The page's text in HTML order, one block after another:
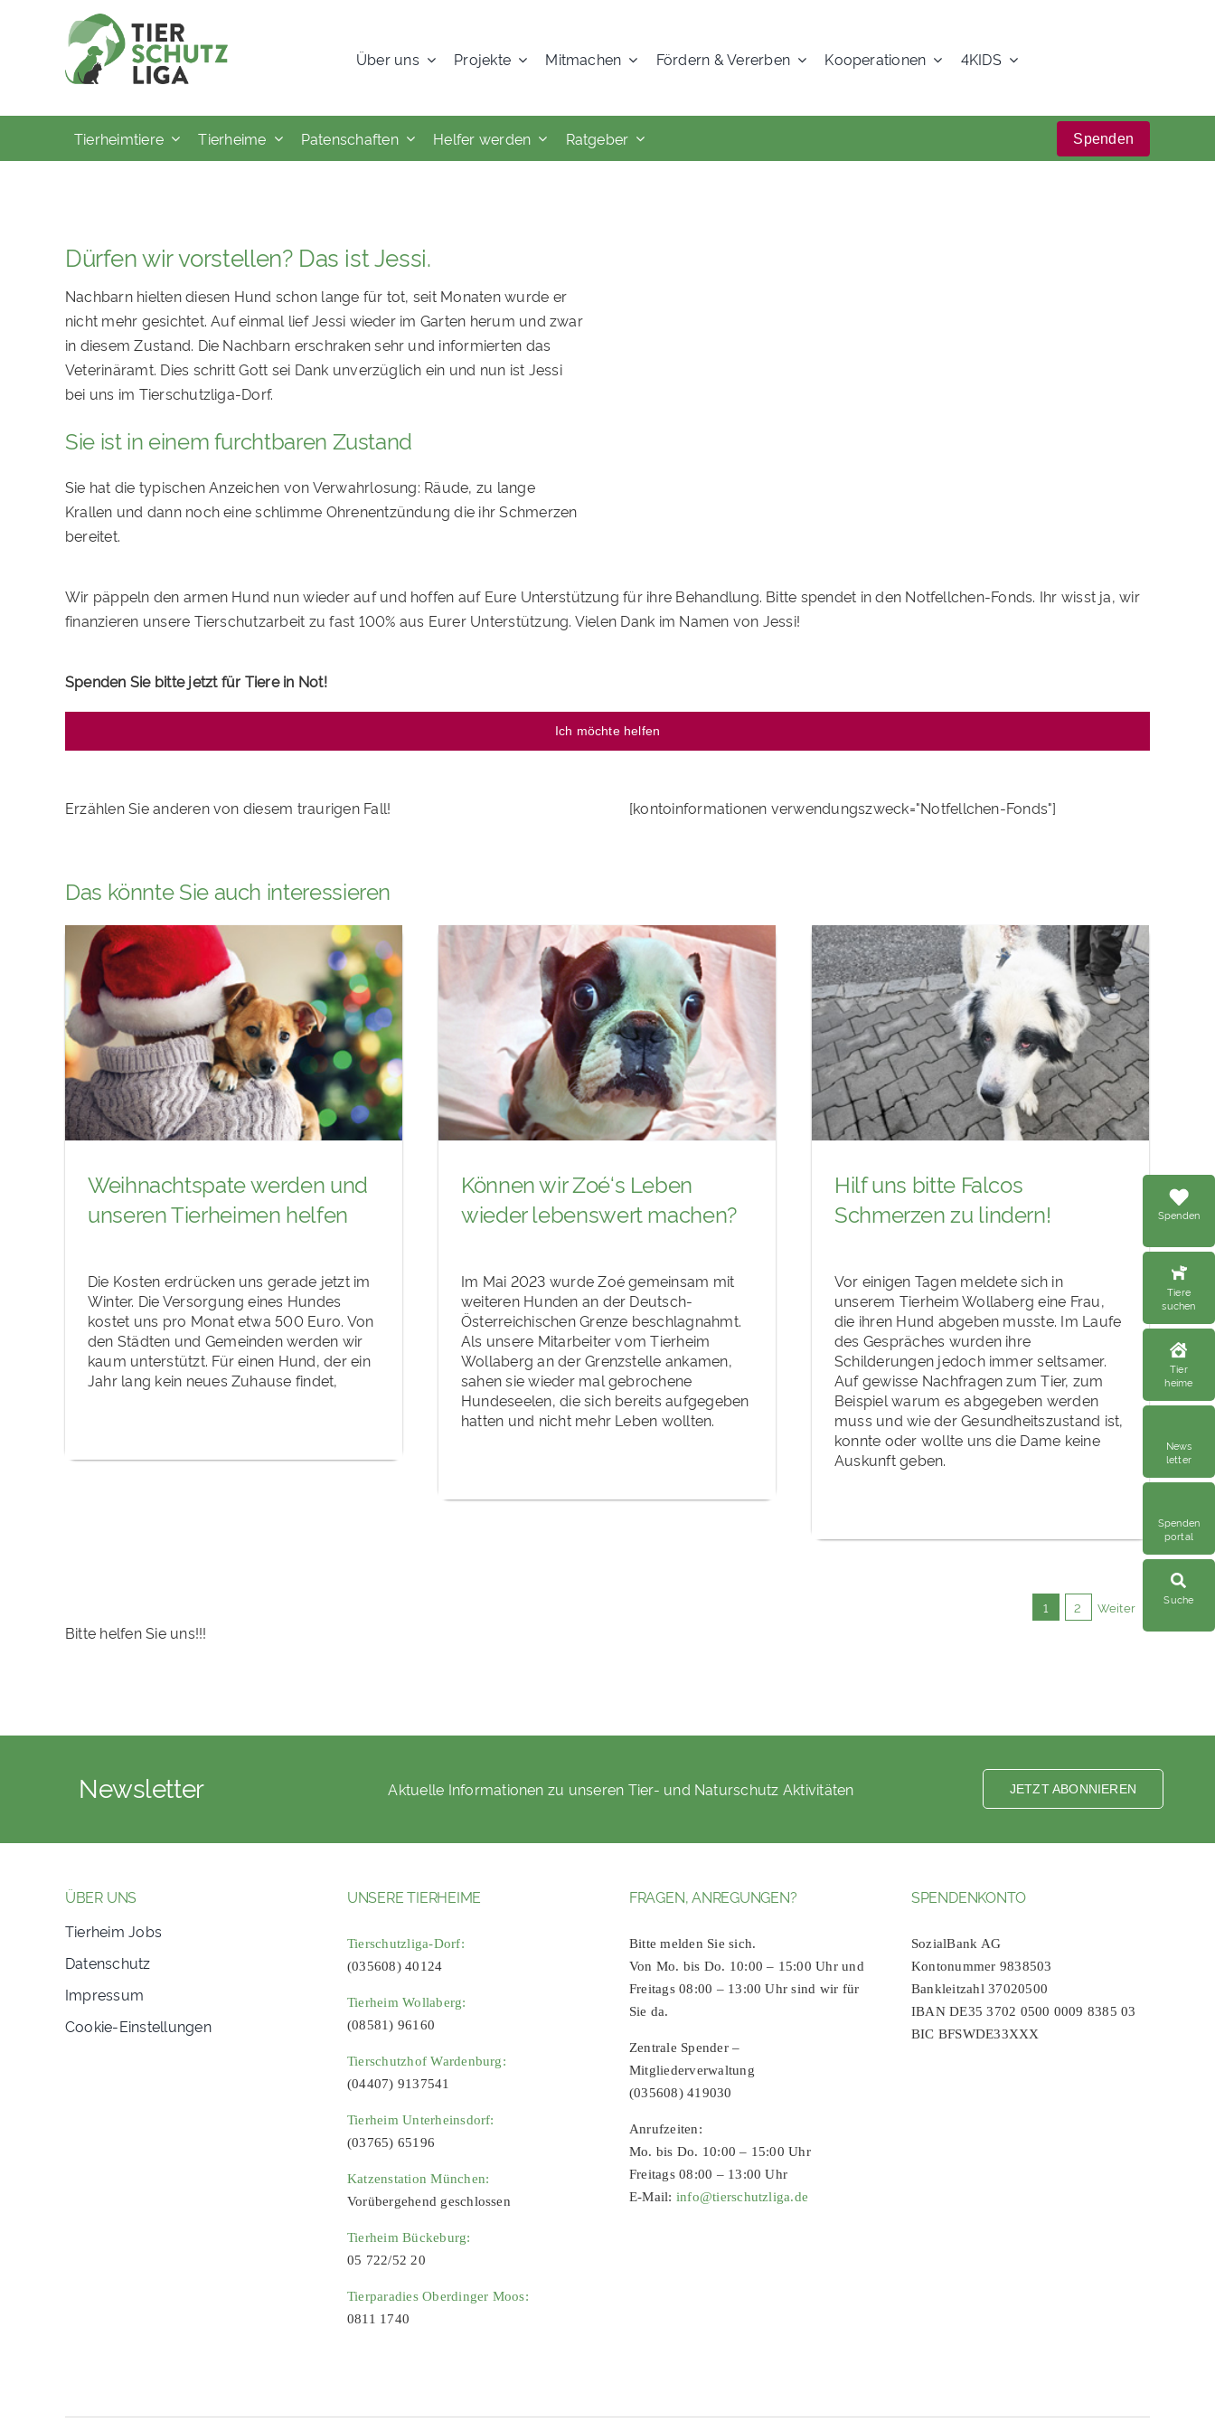
Über uns Projekte Mitmachen Fördern & Vererben Kooperationen 4KIDS
Tierheimtiere Tierheime Patenschaften Helfer werden Ratgeber Spenden
Spenden
Tiere
suchen
Tier
heime
News
letter
Spenden
portal
Suche
Dürfen wir vorstellen? Das ist Jessi.
Nachbarn hielten diesen Hund schon lange für tot, seit Monaten wurde er
nicht mehr gesichtet. Auf einmal lief Jessi wieder im Garten herum und zwar
in diesem Zustand. Die Nachbarn erschraken sehr und informierten das
Veterinäramt. Dies schritt Gott sei Dank unverzüglich ein und nun ist Jessi
bei uns im Tierschutzliga-Dorf.
Sie ist in einem furchtbaren Zustand
Sie hat die typischen Anzeichen von Verwahrlosung: Räude, zu lange
Krallen und dann noch eine schlimme Ohrenentzündung die ihr Schmerzen
bereitet.
Wir päppeln den armen Hund nun wieder auf und hoffen auf Eure Unterstützung für ihre Behandlung. Bitte spendet in den Notfellchen-Fonds. Ihr wisst ja, wir
finanzieren unsere Tierschutzarbeit zu fast 100% aus Eurer Unterstützung. Vielen Dank im Namen von Jessi!
Spenden Sie bitte jetzt für Tiere in Not!
Ich möchte helfen
Erzählen Sie anderen von diesem traurigen Fall! [kontoinformationen verwendungszweck="Notfellchen-Fonds"]
Das könnte Sie auch interessieren
Weihnachtspate werden und
unseren Tierheimen helfen
Die Kosten erdrücken uns gerade jetzt im
Winter. Die Versorgung eines Hundes
kostet uns pro Monat etwa 500 Euro. Von
den Städten und Gemeinden werden wir
kaum unterstützt. Für einen Hund, der ein
Jahr lang kein neues Zuhause findet,
Können wir Zoé‘s Leben
wieder lebenswert machen?
Im Mai 2023 wurde Zoé gemeinsam mit
weiteren Hunden an der Deutsch-
Österreichischen Grenze beschlagnahmt.
Als unsere Mitarbeiter vom Tierheim
Wollaberg an der Grenzstelle ankamen,
sahen sie wieder mal gebrochene
Hundeseelen, die sich bereits aufgegeben
hatten und nicht mehr Leben wollten.
Hilf uns bitte Falcos
Schmerzen zu lindern!
Vor einigen Tagen meldete sich in
unserem Tierheim Wollaberg eine Frau,
die ihren Hund abgeben musste. Im Laufe
des Gespräches wurden ihre
Schilderungen jedoch immer seltsamer.
Auf gewisse Nachfragen zum Tier, zum
Beispiel warum es abgegeben werden
muss und wie der Gesundheitszustand ist,
konnte oder wollte uns die Dame keine
Auskunft geben.
1 2 Weiter
Bitte helfen Sie uns!!!
Newsletter Aktuelle Informationen zu unseren Tier- und Naturschutz Aktivitäten JETZT ABONNIEREN
ÜBER UNS
Tierheim Jobs
Datenschutz
Impressum
Cookie-Einstellungen
UNSERE TIERHEIME
Tierschutzliga-Dorf:
(035608) 40124
Tierheim Wollaberg:
(08581) 96160
Tierschutzhof Wardenburg:
(04407) 9137541
Tierheim Unterheinsdorf:
(03765) 65196
Katzenstation München:
Vorübergehend geschlossen
Tierheim Bückeburg:
05 722/52 20
Tierparadies Oberdinger Moos:
0811 1740
FRAGEN, ANREGUNGEN?
Bitte melden Sie sich.
Von Mo. bis Do. 10:00 – 15:00 Uhr und
Freitags 08:00 – 13:00 Uhr sind wir für
Sie da.
Zentrale Spender –
Mitgliederverwaltung
(035608) 419030
Anrufzeiten:
Mo. bis Do. 10:00 – 15:00 Uhr
Freitags 08:00 – 13:00 Uhr
E-Mail: info@tierschutzliga.de
SPENDENKONTO
SozialBank AG
Kontonummer 9838503
Bankleitzahl 37020500
IBAN DE35 3702 0500 0009 8385 03
BIC BFSWDE33XXX